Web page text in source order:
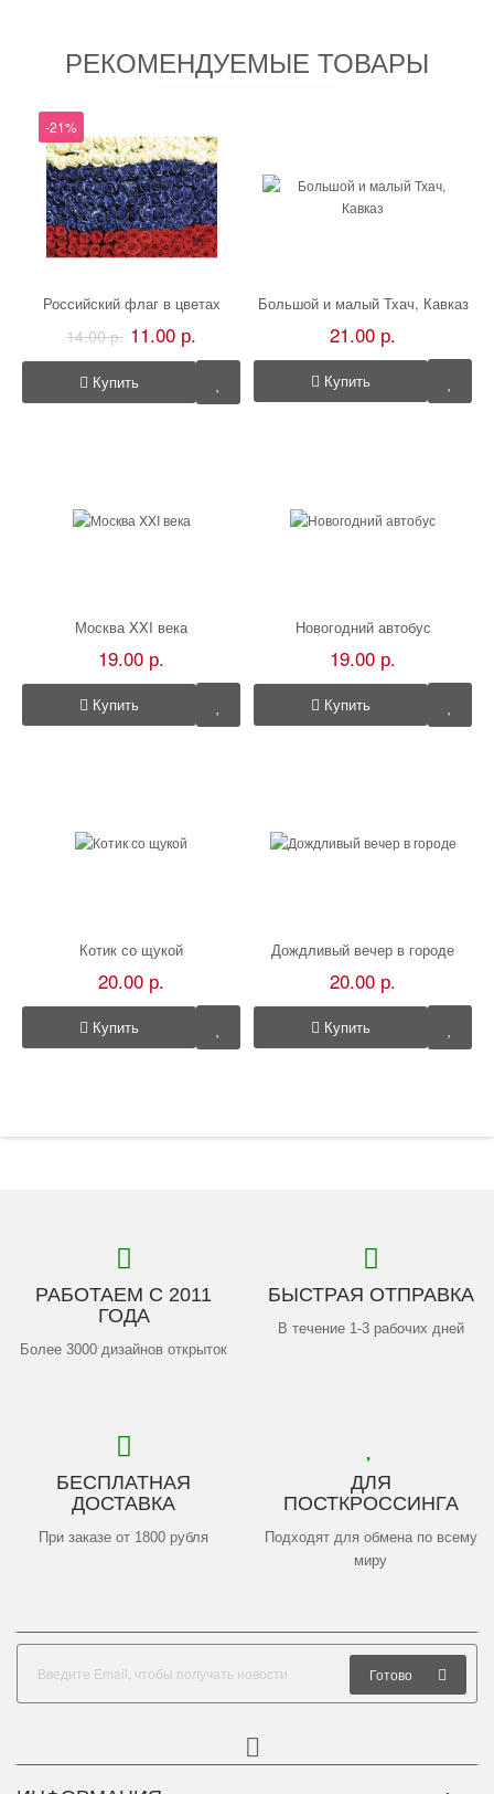
РЕКОМЕНДУЕМЫЕ ТОВАРЫ
-21%
Российский флаг в цветах
14.00 р. 11.00 р.
Купить
Большой и малый Тхач, Кавказ
21.00 р.
Купить
Москва XXI века
19.00 р.
Купить
Новогодний автобус
19.00 р.
Купить
Котик со щукой
20.00 р.
Купить
Дождливый вечер в городе
20.00 р.
Купить
РАБОТАЕМ С 2011
ГОДА
Более 3000 дизайнов открыток
БЫСТРАЯ ОТПРАВКА
В течение 1-3 рабочих дней
БЕСПЛАТНАЯ
ДОСТАВКА
При заказе от 1800 рубля
ДЛЯ
ПОСТКРОССИНГА
Подходят для обмена по всему
миру
Готово